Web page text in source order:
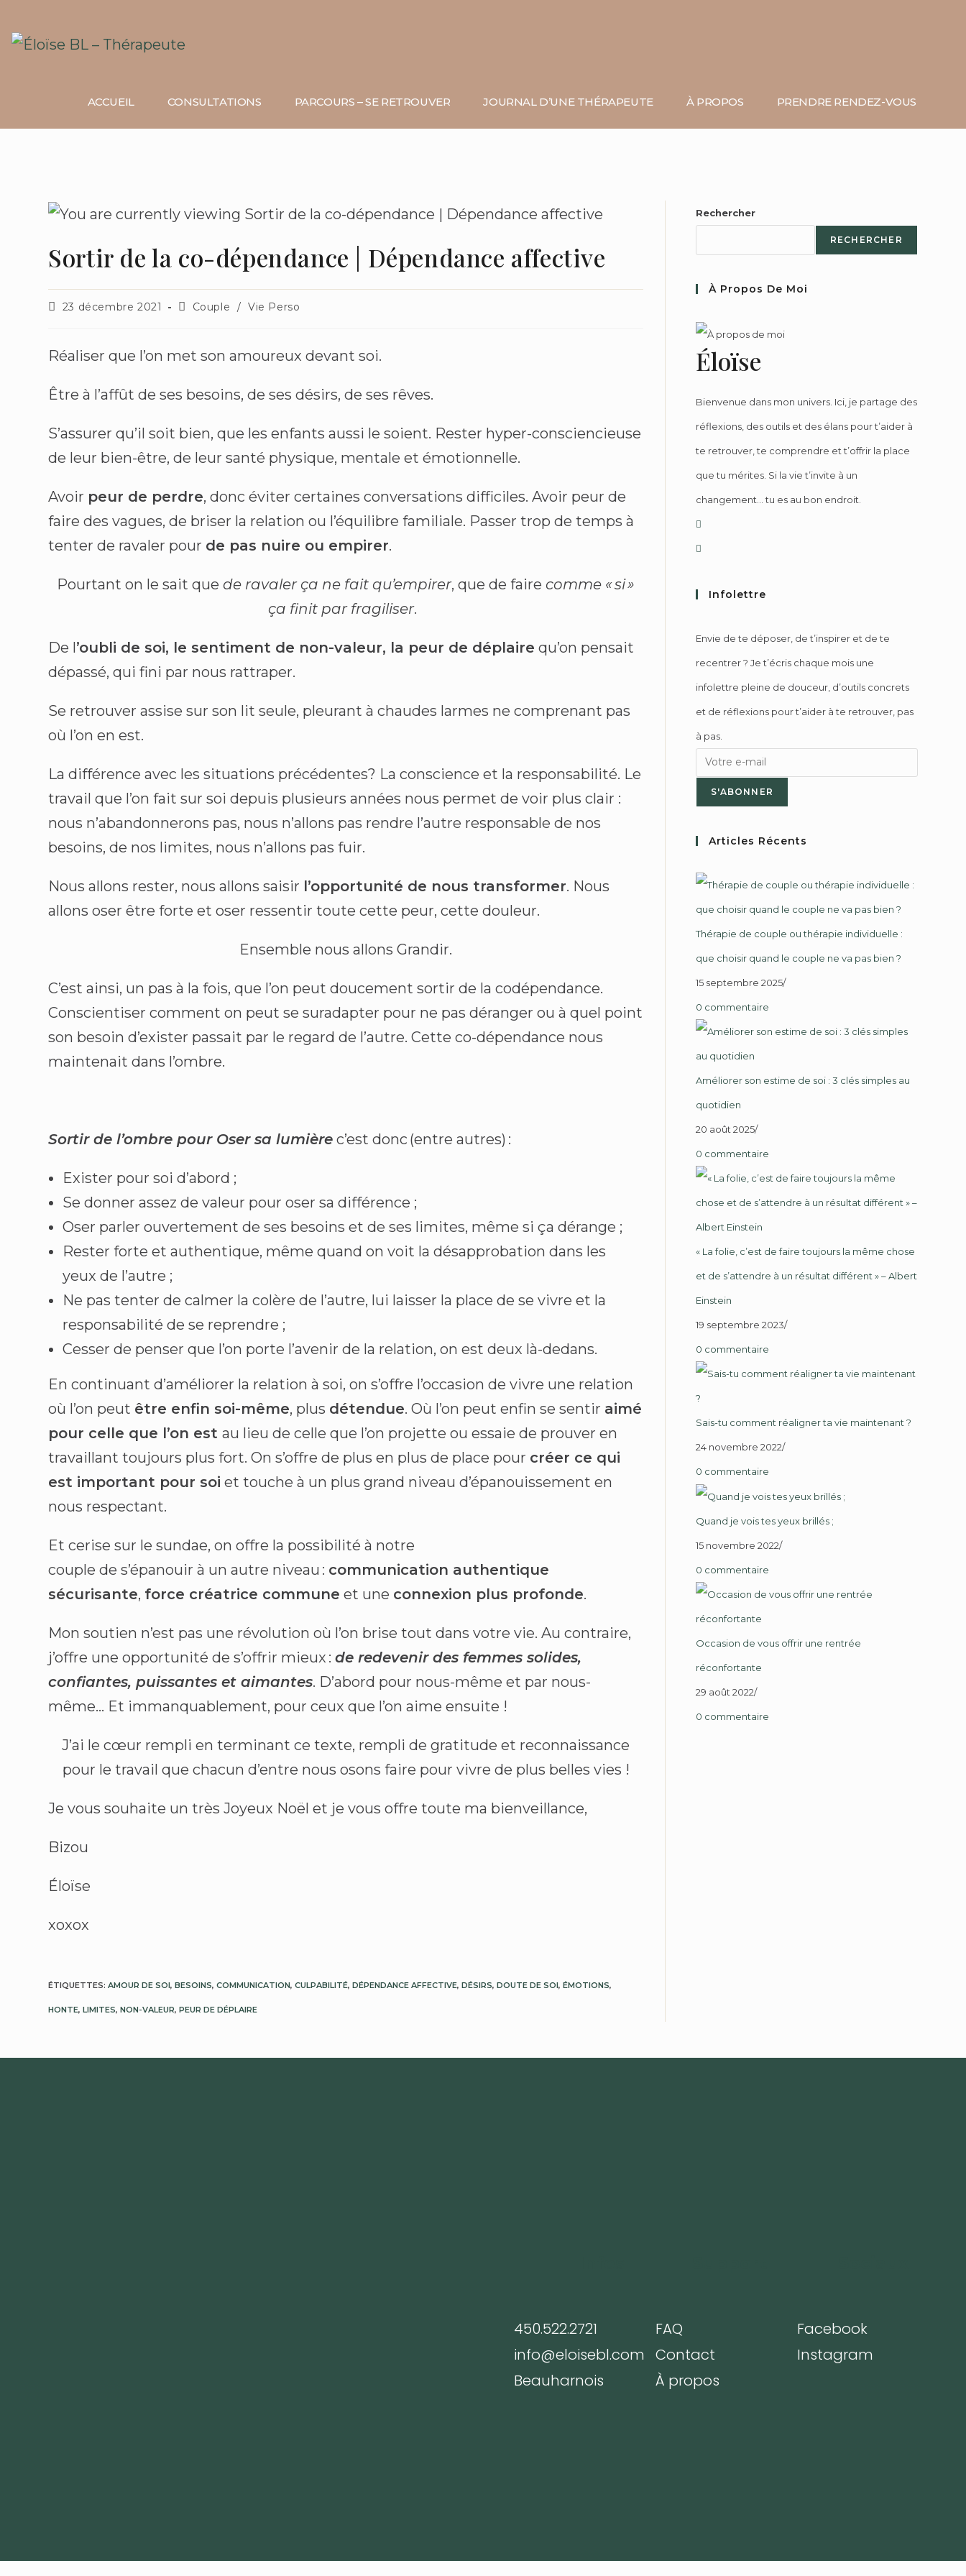
ACCUEIL CONSULTATIONS PARCOURS – SE RETROUVER JOURNAL D’UNE THÉRAPEUTE À PROPOS PRENDRE RENDEZ-VOUS
Sortir de la co-dépendance | Dépendance affective
23 décembre 2021 Couple / Vie Perso
Réaliser que l’on met son amoureux devant soi.
Être à l’affût de ses besoins, de ses désirs, de ses rêves.
S’assurer qu’il soit bien, que les enfants aussi le soient. Rester hyper-consciencieuse
de leur bien-être, de leur santé physique, mentale et émotionnelle.
Avoir peur de perdre, donc éviter certaines conversations difficiles. Avoir peur de
faire des vagues, de briser la relation ou l’équilibre familiale. Passer trop de temps à
tenter de ravaler pour de pas nuire ou empirer.
Pourtant on le sait quede ravaler ça ne fait qu’empirer, que de fairecomme « si »
ça finit par fragiliser.
De l’oubli de soi, le sentiment de non-valeur, la peur de déplaire qu’on pensait
dépassé, qui fini par nous rattraper.
Se retrouver assise sur son lit seule, pleurant à chaudes larmes ne comprenant pas
où l’on en est.
La différence avec les situations précédentes? La conscience et la responsabilité. Le
travail que l’on fait sur soi depuis plusieurs années nous permet de voir plus clair :
nous n’abandonnerons pas, nous n’allons pas rendre l’autre responsable de nos
besoins, de nos limites, nous n’allons pas fuir.
Nous allons rester, nous allons saisir l’opportunité de nous transformer. Nous
allons oser être forte et oser ressentir toute cette peur, cette douleur.
Ensemble nous allons Grandir.
C’est ainsi, un pas à la fois, que l’on peut doucement sortir de la codépendance.
Conscientiser comment on peut se suradapter pour ne pas déranger ou à quel point
son besoin d’exister passait par le regard de l’autre. Cette co-dépendance nous
maintenait dans l’ombre.
Sortir de l’ombre pour Oser sa lumière c’est donc (entre autres) :
Exister pour soi d’abord ;
Se donner assez de valeur pour oser sa différence ;
Oser parler ouvertement de ses besoins et de ses limites, même si ça dérange ;
Rester forte et authentique, même quand on voit la désapprobation dans les
yeux de l’autre ;
Ne pas tenter de calmer la colère de l’autre, lui laisser la place de se vivre et la
responsabilité de se reprendre ;
Cesser de penser que l’on porte l’avenir de la relation, on est deux là-dedans.
En continuant d’améliorer la relation à soi, on s’offre l’occasion de vivre une relation
où l’on peut être enfin soi-même, plus détendue. Où l’on peut enfin se sentir aimé
pour celle que l’on estau lieu de celle que l’on projette ou essaie de prouver en
travaillant toujours plus fort. On s’offre de plus en plus de place pour créer ce qui
est important pour soi et touche à un plus grand niveau d’épanouissement en
nous respectant.
Et cerise sur le sundae, on offre la possibilité à notre
couple de s’épanouir à un autre niveau : communication authentique
sécurisante, force créatrice commune et une connexion plus profonde.
Mon soutien n’est pas une révolution où l’on brise tout dans votre vie. Au contraire,
j’offre une opportunité de s’offrir mieux :de redevenir des femmes solides,
confiantes, puissantes et aimantes. D’abord pour nous-même et par nous-
même… Et immanquablement, pour ceux que l’on aime ensuite !
J’ai le cœur rempli en terminant ce texte, rempli de gratitude et reconnaissance
pour le travail que chacun d’entre nous osons faire pour vivre de plus belles vies !
Je vous souhaite un très Joyeux Noël et je vous offre toute ma bienveillance,
Bizou
Éloïse
xoxox
ÉTIQUETTES:AMOUR DE SOI, BESOINS, COMMUNICATION, CULPABILITÉ, DÉPENDANCE AFFECTIVE, DÉSIRS, DOUTE DE SOI, ÉMOTIONS,
HONTE, LIMITES, NON-VALEUR, PEUR DE DÉPLAIRE
Rechercher
RECHERCHER
À Propos De Moi
Éloïse
Bienvenue dans mon univers. Ici, je partage des
réflexions, des outils et des élans pour t’aider à
te retrouver, te comprendre et t’offrir la place
que tu mérites. Si la vie t’invite à un
changement… tu es au bon endroit.
Infolettre
Envie de te déposer, de t’inspirer et de te
recentrer ? Je t’écris chaque mois une
infolettre pleine de douceur, d’outils concrets
et de réflexions pour t’aider à te retrouver, pas
à pas.
S'ABONNER
Articles Récents
Thérapie de couple ou thérapie individuelle :
que choisir quand le couple ne va pas bien ?
15 septembre 2025/
0 commentaire
Améliorer son estime de soi : 3 clés simples au
quotidien
20 août 2025/
0 commentaire
« La folie, c’est de faire toujours la même chose
et de s’attendre à un résultat différent » – Albert
Einstein
19 septembre 2023/
0 commentaire
Sais-tu comment réaligner ta vie maintenant ?
24 novembre 2022/
0 commentaire
Quand je vois tes yeux brillés ;
15 novembre 2022/
0 commentaire
Occasion de vous offrir une rentrée
réconfortante
29 août 2022/
0 commentaire
450.522.2721
info@eloisebl.com
Beauharnois
FAQ
Contact
À propos
Facebook
Instagram